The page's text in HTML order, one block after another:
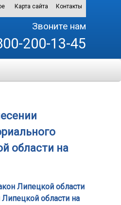
Карта сайта Контакты
Звоните нам
200-13-45
области на
Липецкой области
области на